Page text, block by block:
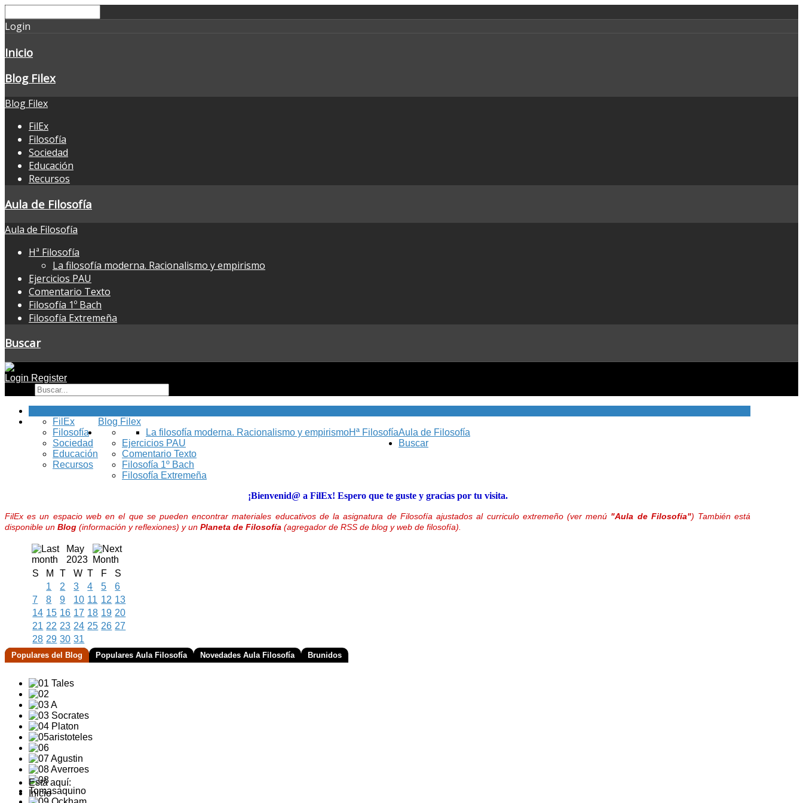
Login
Inicio
Blog Filex
Blog Filex
FilEx
Filosofía
Sociedad
Educación
Recursos
Aula de Filosofía
Aula de Filosofía
Hª Filosofía
La filosofía moderna. Racionalismo y empirismo
Ejercicios PAU
Comentario Texto
Filosofía 1º Bach
Filosofía Extremeña
Buscar
Login Register
Blog Filex
FilEx
Filosofía
Sociedad
Educación
Recursos
Aula de Filosofía
Hª Filosofía
La filosofía moderna. Racionalismo y empirismo
Ejercicios PAU
Comentario Texto
Filosofía 1º Bach
Filosofía Extremeña
Buscar
¡Bienvenid@ a FilEx! Espero que te guste y gracias por tu visita.
FilEx es un espacio web en el que se pueden encontrar materiales educativos de la asignatura de Filosofía ajustados al curriculo extremeño (ver menú "Aula de Filosofía") También está
disponible un Blog (información y reflexiones) y un Planeta de Filosofía (agregador de RSS de blog y web de filosofía).
May
2023
S
M T W T F
S
1
2 3 4 5
6
7
8 9 10 11 12 13
14 15 16 17 18 19 20
21 22 23 24 25 26 27
28 29 30 31
Populares del Blog Populares Aula Filosofía Novedades Aula Filosofía Brunidos
Está aquí:
Inicio